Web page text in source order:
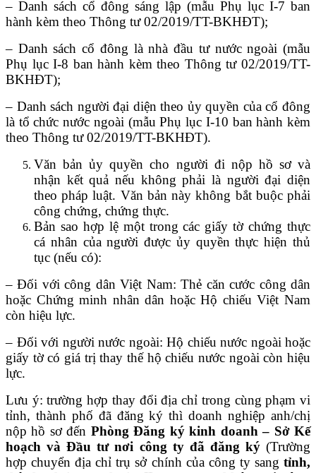
– Danh sách cổ đông sáng lập (mẫu Phụ lục I-7 ban
hành kèm theo Thông tư 02/2019/TT-BKHĐT);
– Danh sách cổ đông là nhà đầu tư nước ngoài (mẫu
Phụ lục I-8 ban hành kèm theo Thông tư 02/2019/TT-
BKHĐT);
– Danh sách người đại diện theo ủy quyền của cổ đông
là tổ chức nước ngoài (mẫu Phụ lục I-10 ban hành kèm
theo Thông tư 02/2019/TT-BKHĐT).
Văn bản ủy quyền cho người đi nộp hồ sơ và
nhận kết quả nếu không phải là người đại diện
theo pháp luật. Văn bản này không bắt buộc phải
công chứng, chứng thực.
Bản sao hợp lệ một trong các giấy tờ chứng thực
cá nhân của người được ủy quyền thực hiện thủ
tục (nếu có):
– Đối với công dân Việt Nam: Thẻ căn cước công dân
hoặc Chứng minh nhân dân hoặc Hộ chiếu Việt Nam
còn hiệu lực.
– Đối với người nước ngoài: Hộ chiếu nước ngoài hoặc
giấy tờ có giá trị thay thế hộ chiếu nước ngoài còn hiệu
lực.
Lưu ý: trường hợp thay đổi địa chỉ trong cùng phạm vi
tỉnh, thành phố đã đăng ký thì doanh nghiệp anh/chị
nộp hồ sơ đến Phòng Đăng ký kinh doanh – Sở Kế
hoạch và Đầu tư nơi công ty đã đăng ký(Trường
hợp chuyển địa chỉ trụ sở chính của công ty sang tỉnh,